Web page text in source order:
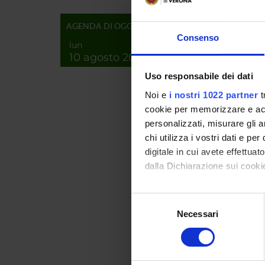
Consenso
Uso responsabile dei dati
Noi e i nostri 1022 partner
cookie per memorizzare e
personalizzati, misurare gli
chi utilizza i vostri dati e per
digitale in cui avete
dalla Dichiarazione sui
Con il tuo consenso,
raccogliere
digitali).
Necessari
AGENDA DI OGGI
lun
10 agosto 2026
al
La
mentre
sui
MAIN